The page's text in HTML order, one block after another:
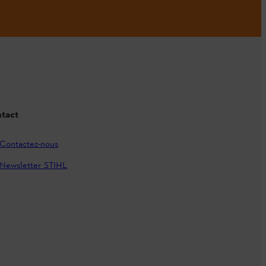
Contactez-nous
Newsletter STIHL